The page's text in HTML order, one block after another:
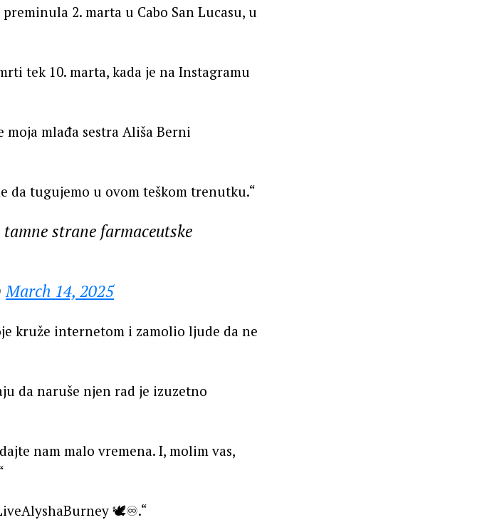
2. marta u Cabo San Lucasu, u
tek 10. marta, kada je na Instagramu
moja mlađa sestra Ališa Berni
da tugujemo u ovom teškom trenutku.“
strane farmaceutske
March 14, 2025
kruže internetom i zamolio ljude da ne
da naruše njen rad je izuzetno
nam malo vremena. I, molim vas,
🕊️♾️.“